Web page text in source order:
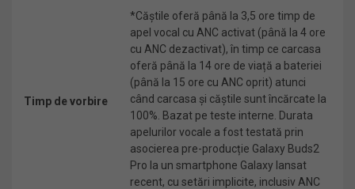
Timp de vorbire
*Căștile oferă până la 3,5 ore timp de
apel vocal cu ANC activat (până la 4 ore
cu ANC dezactivat), în timp ce carcasa
oferă până la 14 ore de viață a bateriei
(până la 15 ore cu ANC oprit) atunci
când carcasa și căștile sunt încărcate la
100%. Bazat pe teste interne. Durata
apelurilor vocale a fost testată prin
asocierea pre-producție Galaxy Buds2
Pro la un smartphone Galaxy lansat
recent, cu setări implicite, inclusiv ANC